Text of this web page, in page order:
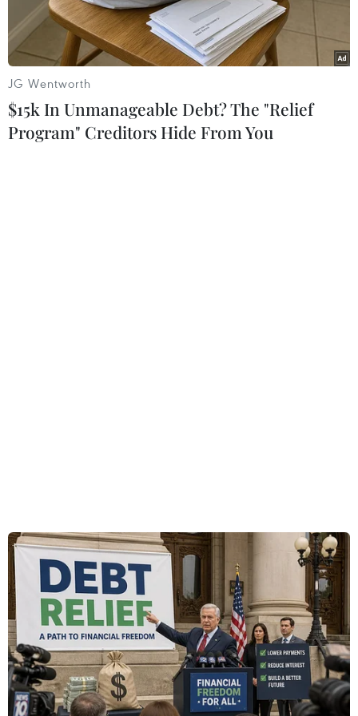
Hãng thông tấn IRNA ngày 17/3 dẫn nguồn tin
Văn phòngTổng thống Iran cho biết hai ngày
trước đó, Cơ quan Hàng không vũ trụ Iran
Kavoshgar-4 mang theo một khoangđược thiết
kế chứa các sinh vật. Đây được coi là bước thử
Trước đó, tháng 2/2010, Iran đã thử nghiệm tên
lửa thế hệKavoshgar-3, đồng thời tuyên bố
thành công trong việc đưa chuột, rùa và giun
vàovũ trụ.
Nhiều nước phương Tây lo ngại Iran đang tìm
cách chế tạo bom nguyên tửvà phát triển công
JG Wentworth
$15k In Unmanageable Debt? The "Relief
Program" Creditors Hide From You